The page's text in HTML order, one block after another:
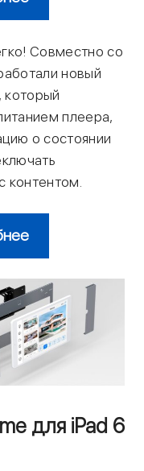
Совместно со
новый
который
плеера,
о состоянии
контентом.
для iPad 6